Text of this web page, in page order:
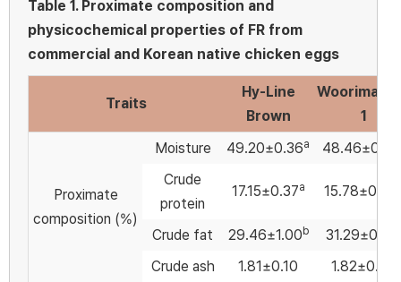
Table 1. Proximate composition and
physicochemical properties of FR from
commercial and Korean native chicken eggs
Traits
Hy-Line
Brown
1
Proximate
composition (%)
Moisture 49.20±0.36a 48.46±0.92
Crude
protein
17.15±0.37a 15.78±0.56
Crude fat 29.46±1.00b 31.29±0.91
Crude ash 1.81±0.10 1.82±0.08